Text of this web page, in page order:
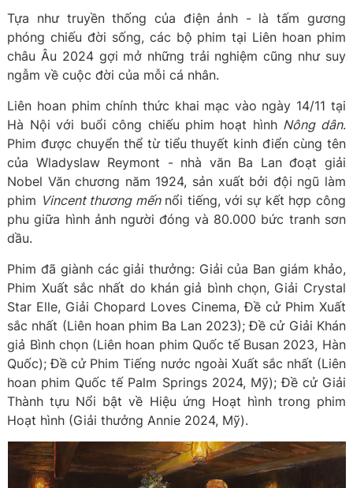
Tựa như truyền thống của điện ảnh - là tấm gương
phóng chiếu đời sống, các bộ phim tại Liên hoan phim
châu Âu 2024 gợi mở những trải nghiệm cũng như suy
ngẫm về cuộc đời của mỗi cá nhân.
Liên hoan phim chính thức khai mạc vào ngày 14/11 tại
Hà Nội với buổi công chiếu phim hoạt hình Nông dân.
Phim được chuyển thể từ tiểu thuyết kinh điển cùng tên
của Wladyslaw Reymont - nhà văn Ba Lan đoạt giải
Nobel Văn chương năm 1924, sản xuất bởi đội ngũ làm
phim Vincent thương mếnnổi tiếng, với sự kết hợp công
phu giữa hình ảnh người đóng và 80.000 bức tranh sơn
dầu.
Phim đã giành các giải thưởng: Giải của Ban giám khảo,
Phim Xuất sắc nhất do khán giả bình chọn, Giải Crystal
Star Elle, Giải Chopard Loves Cinema, Đề cử Phim Xuất
sắc nhất (Liên hoan phim Ba Lan 2023); Đề cử Giải Khán
giả Bình chọn (Liên hoan phim Quốc tế Busan 2023, Hàn
Quốc); Đề cử Phim Tiếng nước ngoài Xuất sắc nhất (Liên
hoan phim Quốc tế Palm Springs 2024, Mỹ); Đề cử Giải
Thành tựu Nổi bật về Hiệu ứng Hoạt hình trong phim
Hoạt hình (Giải thưởng Annie 2024, Mỹ).